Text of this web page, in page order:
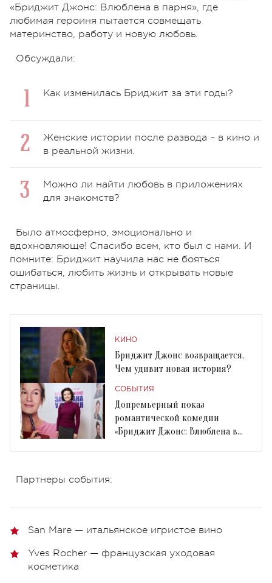
«Бриджит Джонс: Влюблена в парня», где
любимая героиня пытается совмещать
материнство, работу и новую любовь.
Обсуждали:
Как изменилась Бриджит за эти годы?
Женские истории после развода – в кино и
в реальной жизни.
Можно ли найти любовь в приложениях
для знакомств?
Было атмосферно, эмоционально и
вдохновляюще! Спасибо всем, кто был с нами. И
помните: Бриджит научила нас не бояться
ошибаться, любить жизнь и открывать новые
страницы.
КИНО
Бриджит Джонс возвращается.
Чем удивит новая история?
СОБЫТИЯ
Допремьерный показ
романтической комедии
«Бриджит Джонс: Влюблена в
Партнеры события:
San Mare — итальянское игристое вино
Yves Rocher — французская уходовая
косметика